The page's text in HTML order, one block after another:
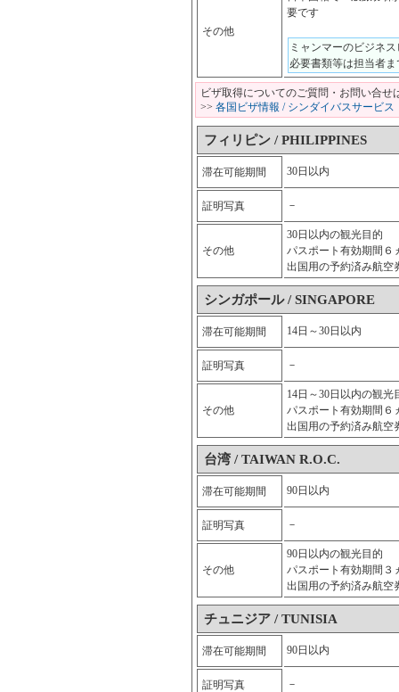
その他
要です
ミャンマーのビジネ
必要書類等は担当者
ビザ取得についてのご質問・お問い合せ
>> 各国ビザ情報 / シンダイバスサービス
フィリピン / PHILIPPINES
滞在可能期間 30日以内
証明写真 －
その他
30日以内の観光目的
パスポート有効期間６
出国用の予約済み航空
シンガポール / SINGAPORE
滞在可能期間 14日～30日以内
証明写真 －
その他
14日～30日以内の観光
パスポート有効期間６
出国用の予約済み航空
台湾 / TAIWAN R.O.C.
滞在可能期間 90日以内
証明写真 －
その他
90日以内の観光目的
パスポート有効期間３
出国用の予約済み航空
チュニジア / TUNISIA
滞在可能期間 90日以内
証明写真 －